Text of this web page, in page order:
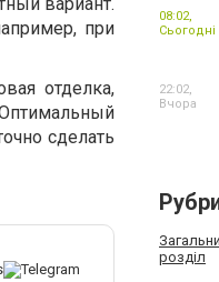
при
отделка,
сделать
08:02,
Сьогодні
22:02,
Вчора
розділ